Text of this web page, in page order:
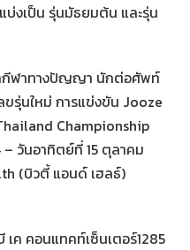
บ่งเป็น รุ่นมัธยมต้น และรุ่น
กกีฬาทางปัญญา นักต่อศัพท์
รุ่นใหม่ การแข่งขัน Jooze
Championship
– วันอาทิตย์ที่ 15 ตุลาคม
(บิวตี้ แอนด์ เฮลธ์)
ค คอนแทคท์เซ็นเตอร์1285